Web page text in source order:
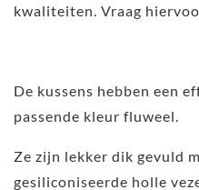
kwaliteiten. Vraag
De kussens hebben een
passende kleur fluweel.
Ze zijn lekker dik gevuld
gesiliconiseerde holle